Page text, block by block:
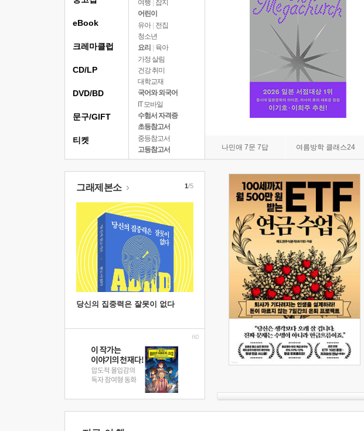
여행
잡지
어린이
유아 | 전집
청소년
요리
육아
가정 살림
건강 취미
대학교재
국어와 외국어
IT 모바일
수험서 자격증
초등참고서
중등참고서
고등참고서
나민애 7문 7답 여름방학 클래스24
eBook
크레마클럽
CD/LP
DVD/BD
문구/GIFT
티켓
그래제본소
당신의 집중력은 잘못이 없다
1/5